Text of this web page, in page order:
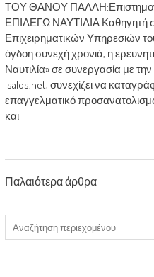
ΤΟΥ ΘΑΝΟΥ
ΕΠΙΛΕΓΩ ΝΑΥΤΙΛΙΑ Καθηγητή
Επιχειρηματικών Υπηρεσιών
όγδοη συνεχή χρονιά, η
Ναυτιλία» σε συνεργασία με
Isalos.net, συνεχίζει να
επαγγελματικό
και
Posts
navigation
Παλαιότερα άρθρα